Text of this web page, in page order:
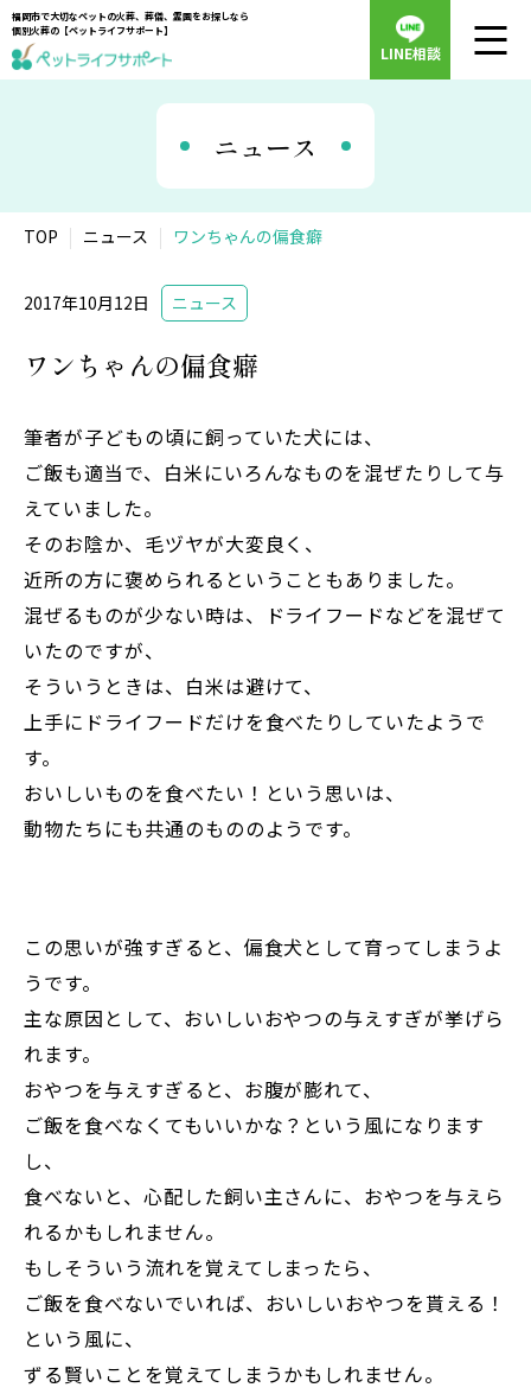
福岡市で大切なペットの火葬、葬儀、霊園をお探しなら
個別火葬の【ペットライフサポート】
LINE相談
ニュース
TOP ニュース ワンちゃんの偏食癖
2017年10月12日 ニュース
ワンちゃんの偏食癖
筆者が子どもの頃に飼っていた犬には、
ご飯も適当で、白米にいろんなものを混ぜたりして与
えていました。
そのお陰か、毛ヅヤが大変良く、
近所の方に褒められるということもありました。
混ぜるものが少ない時は、ドライフードなどを混ぜて
いたのですが、
そういうときは、白米は避けて、
上手にドライフードだけを食べたりしていたようで
す。
おいしいものを食べたい！という思いは、
動物たちにも共通のもののようです。
この思いが強すぎると、偏食犬として育ってしまうよ
うです。
主な原因として、おいしいおやつの与えすぎが挙げら
れます。
おやつを与えすぎると、お腹が膨れて、
ご飯を食べなくてもいいかな？という風になります
し、
食べないと、心配した飼い主さんに、おやつを与えら
れるかもしれません。
もしそういう流れを覚えてしまったら、
ご飯を食べないでいれば、おいしいおやつを貰える！
という風に、
ずる賢いことを覚えてしまうかもしれません。